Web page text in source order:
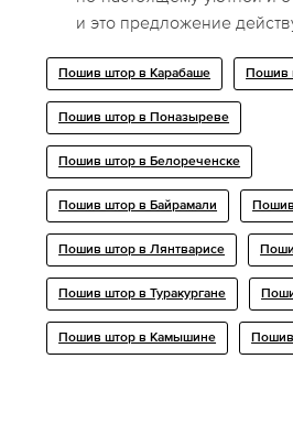
и это предложение
Пошив штор в Карабаше Пошив
Пошив штор в Поназыреве
Пошив штор в Белореченске
Пошив штор в Байрамали
Пошив штор в Лянтварисе
Пошив штор в Туракургане
Пошив штор в Камышине